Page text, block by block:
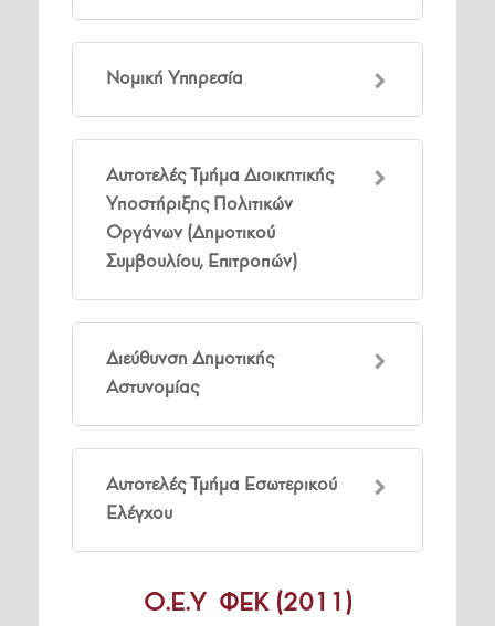
Νομική Υπηρεσία
Αυτοτελές Τμήμα Διοικητικής
Υποστήριξης Πολιτικών
Οργάνων (Δημοτικού
Συμβουλίου, Επιτροπών)
Διεύθυνση Δημοτικής
Αστυνομίας
Αυτοτελές Τμήμα Εσωτερικού
Ελέγχου
Ο.Ε.Υ ΦΕΚ (2011)